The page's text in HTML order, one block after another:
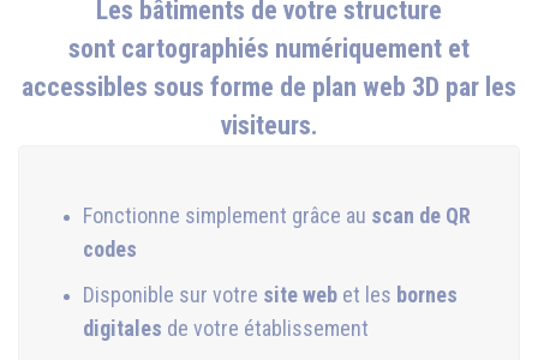
Les bâtiments de votre structure
sont cartographiés numériquement et
accessibles sous forme de plan web 3D par les
visiteurs.
Fonctionne simplement grâce au scan de QR
codes
Disponible sur votre site web et les bornes
digitales de votre établissement